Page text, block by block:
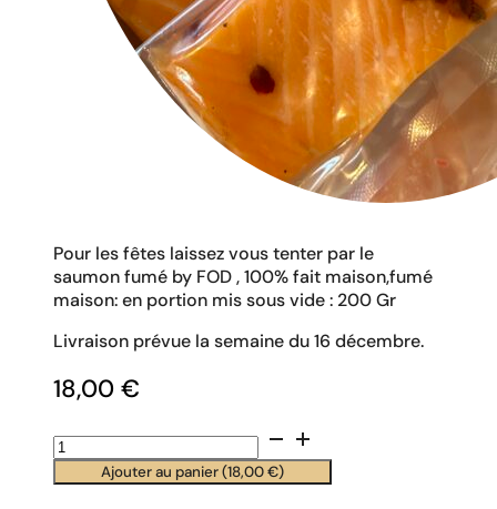
Pour les fêtes laissez vous tenter par le
saumon fumé by FOD , 100% fait maison,fumé
maison: en portion mis sous vide : 200 Gr
Livraison prévue la semaine du 16 décembre.
18,00 €
quantité
de
SaumonAjouter au panier (18,00€)